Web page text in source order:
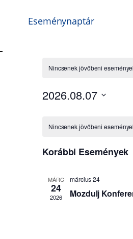
Eseménynaptár